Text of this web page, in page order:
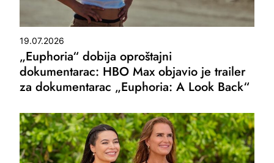
19.07.2026
„Euphoria“ dobija oproštajni
dokumentarac: HBO Max objavio je trailer
za dokumentarac „Euphoria: A Look Back“